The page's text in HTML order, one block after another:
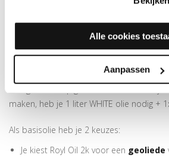
Alle cookies
Aanpassen
bijvoorbeeld: - Mystic Black C08. De
de kleur van de basisolie: C van CLEAR,
van BLACK. Het nummer staat voor het
de kleur Mystic Black C08 wil maken, heb
maken, heb je 1 liter WHITE olie nodig +
Als basisolie heb je 2 keuzes:
Je kiest Royl Oil 2k voor een geoliede